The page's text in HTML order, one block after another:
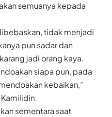
semuanya kepada
tidak menjadi
pun sadar dan
jadi orang kaya.
siapa pun, pada
kebaikan,”
sementara saat